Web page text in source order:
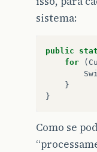
sistema:
public
for
(
}
}
Como se